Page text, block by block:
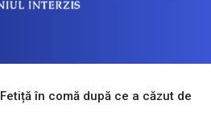
Fetiță în comă după ce a căzut de